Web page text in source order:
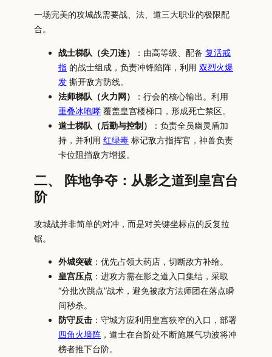
一场完美的攻城战需要战、法、道三大职业的极限配
合。
战士梯队（尖刀连） ：由高等级、配备 复活戒
指 的战士组成，负责冲锋陷阵，利用 双烈火爆
发 撕开敌方防线。
法师梯队（火力网）
：行会的核心输出。利用
重叠冰咆哮 覆盖皇宫楼梯口，形成死亡禁区。
道士梯队（后勤与控制）
：负责全员幽灵盾加
持，并利用 红绿毒 标记敌方指挥官，神兽负责
卡位阻挡敌方增援。
二、 阵地争夺：从影之道到皇宫台
阶
攻城战并非简单的对冲，而是对关键坐标点的反复拉
锯。
外城突破 ：优先占领大药店，切断敌方补给。
皇宫压点 ：进攻方需在影之道入口集结，采取
“分批次跳点”战术，避免被敌方法师团在落点瞬
间秒杀。
防守反击 ：守城方应利用皇宫狭窄的入口，部署
四角火墙阵 ，道士在台阶处不断施展气功波将冲
榜者推下台阶。